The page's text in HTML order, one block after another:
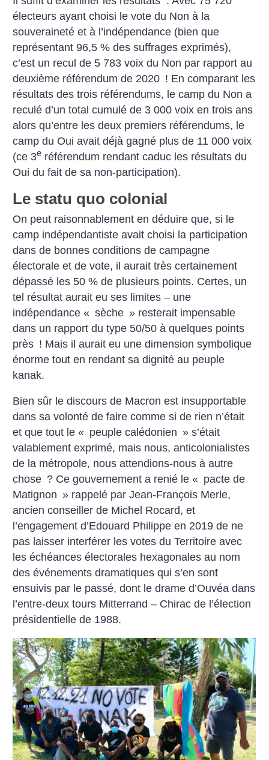
électeurs ayant choisi le vote du Non à la
souveraineté et à l’indépendance (bien que
représentant 96,5 % des suffrages exprimés),
c’est un recul de 5 783 voix du Non par rapport au
deuxième référendum de 2020 ! En comparant les
résultats des trois référendums, le camp du Non a
reculé d’un total cumulé de 3 000 voix en trois ans
alors qu’entre les deux premiers référendums, le
camp du Oui avait déjà gagné plus de 11 000 voix
(ce 3e référendum rendant caduc les résultats du
Oui du fait de sa non-participation).
Le statu quo colonial
On peut raisonnablement en déduire que, si le
camp indépendantiste avait choisi la participation
dans de bonnes conditions de campagne
électorale et de vote, il aurait très certainement
dépassé les 50 % de plusieurs points. Certes, un
tel résultat aurait eu ses limites – une
indépendance « sèche » resterait impensable
dans un rapport du type 50/50 à quelques points
près ! Mais il aurait eu une dimension symbolique
énorme tout en rendant sa dignité au peuple
kanak.
Bien sûr le discours de Macron est insupportable
dans sa volonté de faire comme si de rien n’était
et que tout le « peuple calédonien » s’était
valablement exprimé, mais nous, anticolonialistes
de la métropole, nous attendions-nous à autre
chose ? Ce gouvernement a renié le « pacte de
Matignon » rappelé par Jean-François Merle,
ancien conseiller de Michel Rocard, et
l’engagement d’Edouard Philippe en 2019 de ne
pas laisser interférer les votes du Territoire avec
les échéances électorales hexagonales au nom
des événements dramatiques qui s’en sont
ensuivis par le passé, dont le drame d’Ouvéa dans
l’entre-deux tours Mitterrand – Chirac de l’élection
présidentielle de 1988.